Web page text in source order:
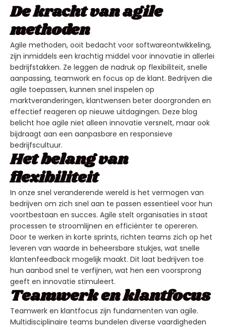
De kracht van agile
methoden
Agile methoden, ooit bedacht voor softwareontwikkeling,
zijn inmiddels een krachtig middel voor innovatie in allerlei
bedrijfstakken. Ze leggen de nadruk op flexibiliteit, snelle
aanpassing, teamwork en focus op de klant. Bedrijven die
agile toepassen, kunnen snel inspelen op
marktveranderingen, klantwensen beter doorgronden en
effectief reageren op nieuwe uitdagingen. Deze blog
belicht hoe agile niet alleen innovatie versnelt, maar ook
bijdraagt aan een aanpasbare en responsieve
bedrijfscultuur.
Het belang van
flexibiliteit
In onze snel veranderende wereld is het vermogen van
bedrijven om zich snel aan te passen essentieel voor hun
voortbestaan en succes. Agile stelt organisaties in staat
processen te stroomlijnen en efficiënter te opereren.
Door te werken in korte sprints, richten teams zich op het
leveren van waarde in beheersbare stukjes, wat snelle
klantenfeedback mogelijk maakt. Dit laat bedrijven toe
hun aanbod snel te verfijnen, wat hen een voorsprong
geeft en innovatie stimuleert.
Teamwerk en klantfocus
Teamwerk en klantfocus zijn fundamenten van agile.
Multidisciplinaire teams bundelen diverse vaardigheden